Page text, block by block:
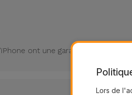
ont une garantie à vie chez
Lors de